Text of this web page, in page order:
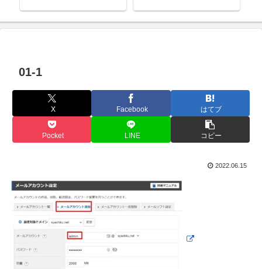
01-1
X Facebook はてブ
Pocket LINE コピー
2022.06.15